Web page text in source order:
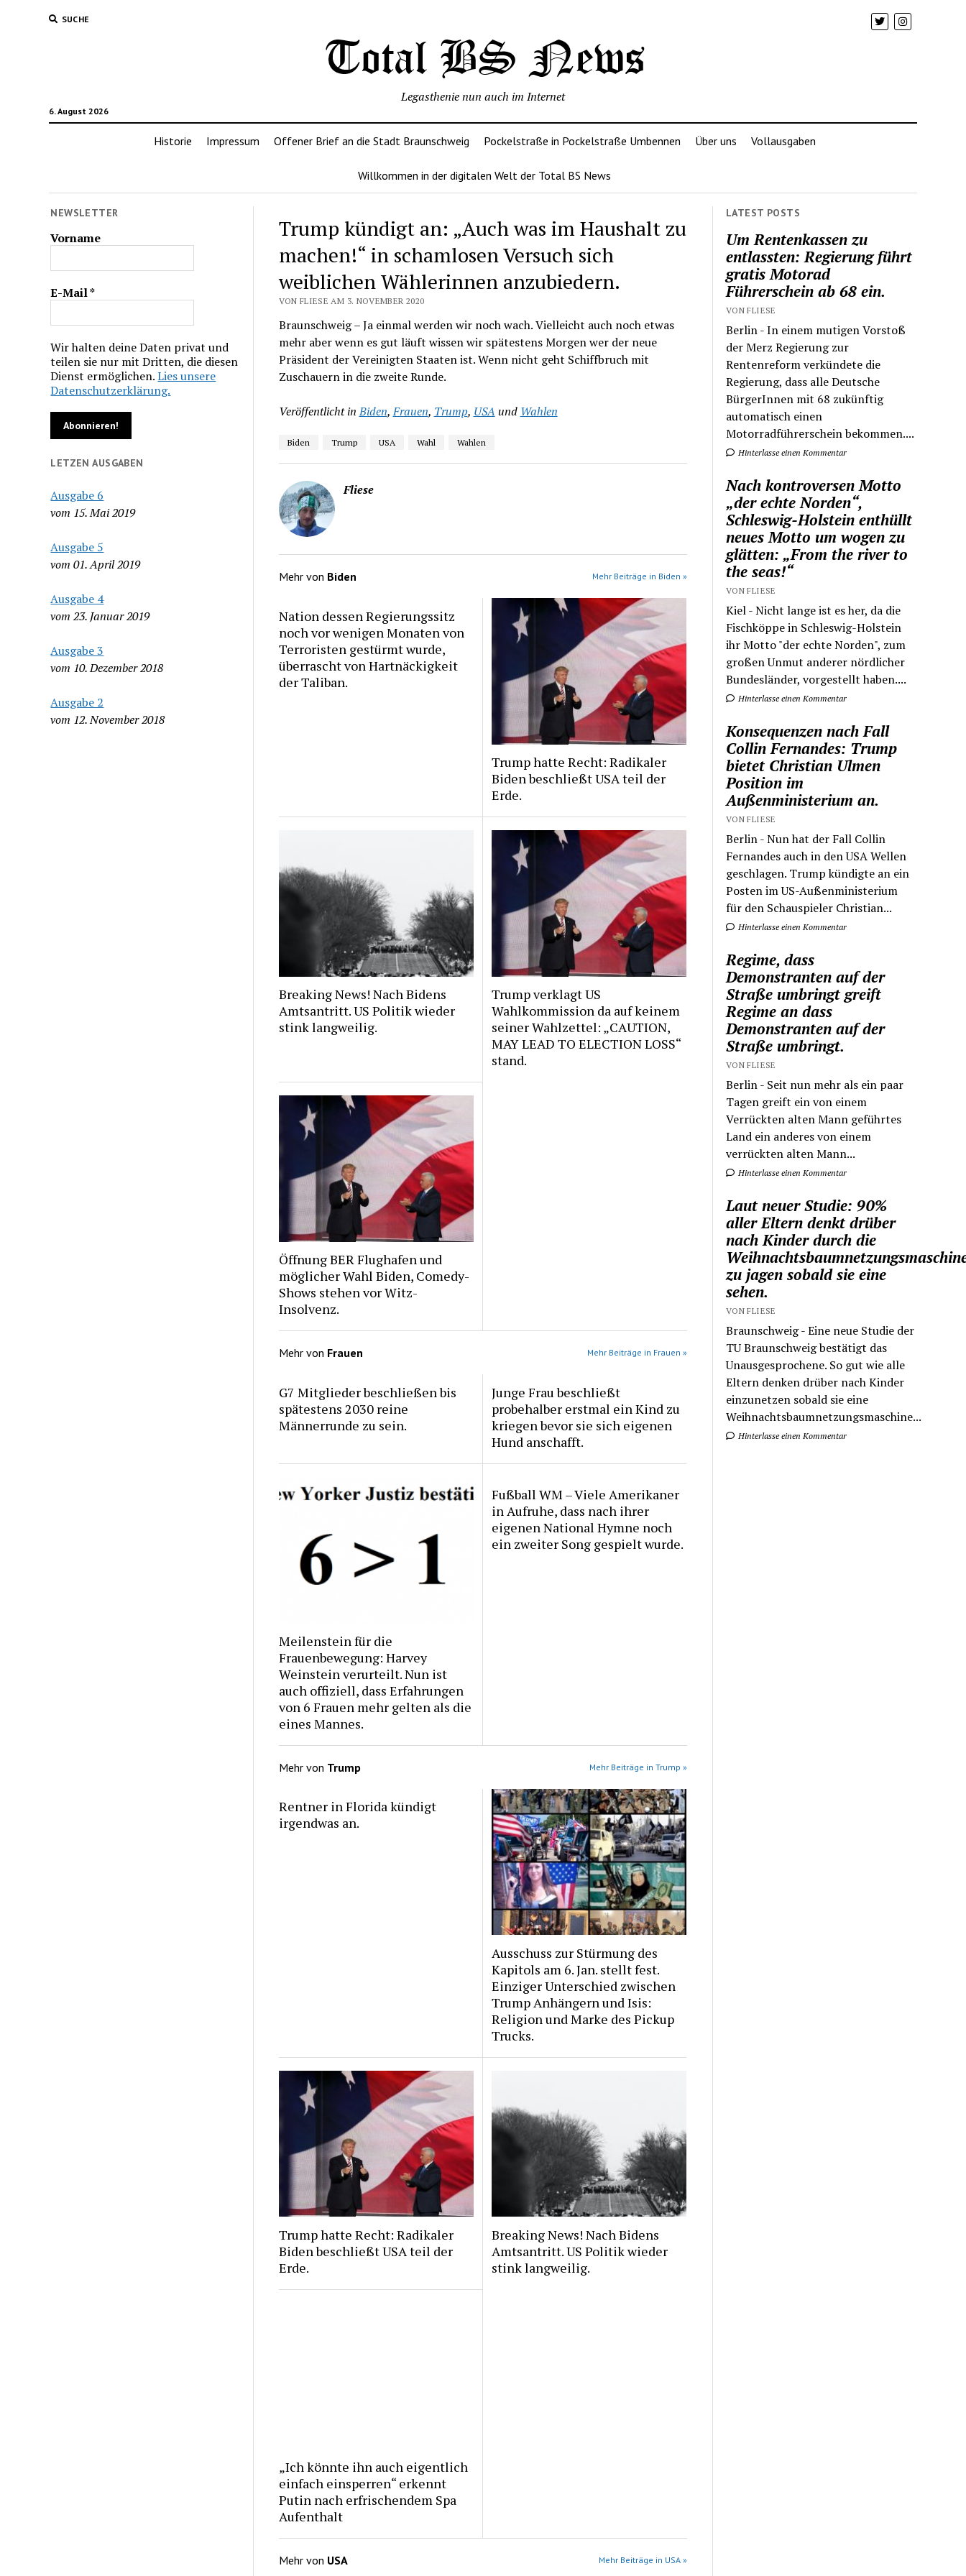
SUCHE
6. August 2026
Legasthenie nun auch im Internet
Historie Impressum Offener Brief an die Stadt Braunschweig Pockelstraße in Pockelstraße Umbennen Über uns Vollausgaben
Willkommen in der digitalen Welt der Total BS News
NEWSLETTER
Vorname
E-Mail*
Wir halten deine Daten privat und
teilen sie nur mit Dritten, die diesen
Dienst ermöglichen.Lies unsere
Datenschutzerklärung.
LETZEN AUSGABEN
Ausgabe 6
vom 15. Mai 2019
Ausgabe 5
vom 01. April 2019
Ausgabe 4
vom 23. Januar 2019
Ausgabe 3
vom 10. Dezember 2018
Ausgabe 2
vom 12. November 2018
Trump kündigt an: „Auch was im Haushalt zu
machen!“ in schamlosen Versuch sich
weiblichen Wählerinnen anzubiedern.
VON FLIESE AM 3. NOVEMBER 2020
Braunschweig – Ja einmal werden wir noch wach. Vielleicht auch noch etwas
mehr aber wenn es gut läuft wissen wir spätestens Morgen wer der neue
Präsident der Vereinigten Staaten ist. Wenn nicht geht Schiffbruch mit
Zuschauern in die zweite Runde.
Veröffentlicht in Biden,Frauen, Trump, USA und Wahlen
Biden Trump USA Wahl Wahlen
Fliese
Mehr von Biden Mehr Beiträge in Biden »
Nation dessen Regierungssitz
noch vor wenigen Monaten von
Terroristen gestürmt wurde,
überrascht von Hartnäckigkeit
der Taliban.
Trump hatte Recht: Radikaler
Biden beschließt USA teil der
Erde.
Breaking News! Nach Bidens
Amtsantritt. US Politik wieder
stink langweilig.
Trump verklagt US
Wahlkommission da auf keinem
seiner Wahlzettel: „CAUTION,
MAY LEAD TO ELECTION LOSS“
stand.
Öffnung BER Flughafen und
möglicher Wahl Biden, Comedy-
Shows stehen vor Witz-
Insolvenz.
Mehr von Frauen Mehr Beiträge in Frauen »
G7 Mitglieder beschließen bis
spätestens 2030 reine
Männerrunde zu sein.
Junge Frau beschließt
probehalber erstmal ein Kind zu
kriegen bevor sie sich eigenen
Hund anschafft.
Meilenstein für die
Frauenbewegung: Harvey
Weinstein verurteilt. Nun ist
auch offiziell, dass Erfahrungen
von 6 Frauen mehr gelten als die
eines Mannes.
Fußball WM – Viele Amerikaner
in Aufruhe, dass nach ihrer
eigenen National Hymne noch
ein zweiter Song gespielt wurde.
Mehr von Trump Mehr Beiträge in Trump »
Rentner in Florida kündigt
irgendwas an.
Ausschuss zur Stürmung des
Kapitols am 6. Jan. stellt fest.
Einziger Unterschied zwischen
Trump Anhängern und Isis:
Religion und Marke des Pickup
Trucks.
Trump hatte Recht: Radikaler
Biden beschließt USA teil der
Erde.
Breaking News! Nach Bidens
Amtsantritt. US Politik wieder
stink langweilig.
„Ich könnte ihn auch eigentlich
einfach einsperren“ erkennt
Putin nach erfrischendem Spa
Aufenthalt
Mehr von USA Mehr Beiträge in USA »
LATEST POSTS
Um Rentenkassen zu
entlassten: Regierung führt
gratis Motorad
Führerschein ab 68 ein.
VON FLIESE
Berlin - In einem mutigen Vorstoß
der Merz Regierung zur
Rentenreform verkündete die
Regierung, dass alle Deutsche
BürgerInnen mit 68 zukünftig
automatisch einen
Motorradführerschein bekommen....
Hinterlasse einen Kommentar
Nach kontroversen Motto
„der echte Norden“,
Schleswig-Holstein enthüllt
neues Motto um wogen zu
glätten: „From the river to
the seas!“
VON FLIESE
Kiel - Nicht lange ist es her, da die
Fischköppe in Schleswig-Holstein
ihr Motto "der echte Norden", zum
großen Unmut anderer nördlicher
Bundesländer, vorgestellt haben....
Hinterlasse einen Kommentar
Konsequenzen nach Fall
Collin Fernandes: Trump
bietet Christian Ulmen
Position im
Außenministerium an.
VON FLIESE
Berlin - Nun hat der Fall Collin
Fernandes auch in den USA Wellen
geschlagen. Trump kündigte an ein
Posten im US-Außenministerium
für den Schauspieler Christian...
Hinterlasse einen Kommentar
Regime, dass
Demonstranten auf der
Straße umbringt greift
Regime an dass
Demonstranten auf der
Straße umbringt.
VON FLIESE
Berlin - Seit nun mehr als ein paar
Tagen greift ein von einem
Verrückten alten Mann geführtes
Land ein anderes von einem
verrückten alten Mann...
Hinterlasse einen Kommentar
Laut neuer Studie: 90%
aller Eltern denkt drüber
nach Kinder durch die
zu jagen sobald sie eine
sehen.
VON FLIESE
Braunschweig - Eine neue Studie der
TU Braunschweig bestätigt das
Unausgesprochene. So gut wie alle
Eltern denken drüber nach Kinder
einzunetzen sobald sie eine
Weihnachtsbaumnetzungsmaschine...
Hinterlasse einen Kommentar